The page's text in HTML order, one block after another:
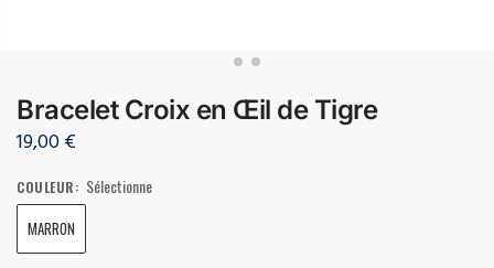
Bracelet Croix en Œil de Tigre
19,00€
COULEUR: Sélectionne
MARRON